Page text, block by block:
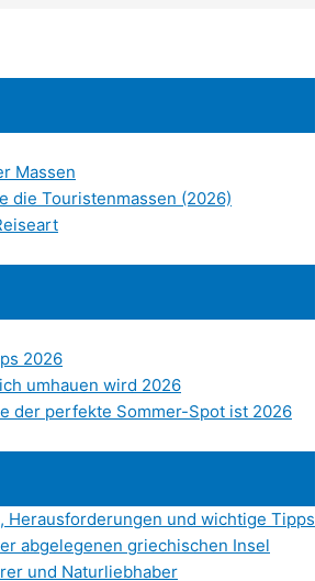
Massen
die Touristenmassen (2026)
2026
umhauen wird 2026
der perfekte Sommer-Spot ist 2026
Herausforderungen und wichtige Tipps
abgelegenen griechischen Insel
und Naturliebhaber